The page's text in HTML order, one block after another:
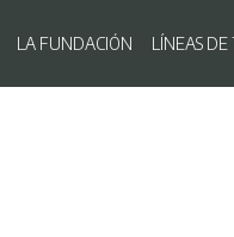
LA FUNDACIÓN LÍNEAS DE